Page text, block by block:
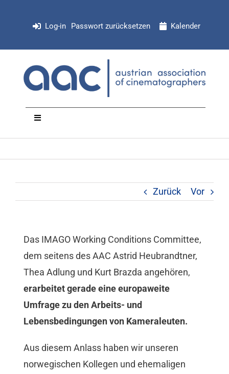
Log-in Passwort zurücksetzen Kalender
Toggle
Mitgliedschaft
Links
Zurück Vor
Das IMAGO Working Conditions Committee,
dem seitens des AAC Astrid Heubrandtner,
Thea Adlung und Kurt Brazda angehören,
erarbeitet gerade eine europaweite
Umfrage zu den Arbeits- und
Lebensbedingungen von Kameraleuten.
Aus diesem Anlass haben wir unseren
norwegischen Kollegen und ehemaligen